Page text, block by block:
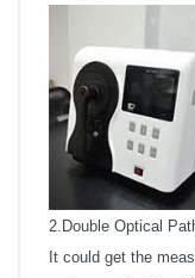
2.Double Optical
It could get the